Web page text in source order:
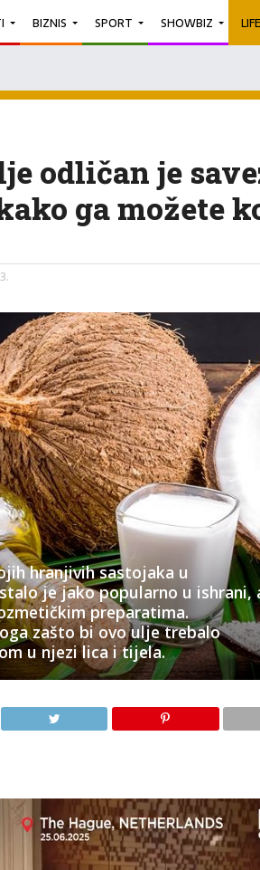
BIZNIS SPORT SHOWBIZ
odličan je
ga možete
hranjivih sastojaka u
je jako popularno u ishrani,
preparatima.
zašto bi ovo ulje trebalo
u njezi lica i tijela.